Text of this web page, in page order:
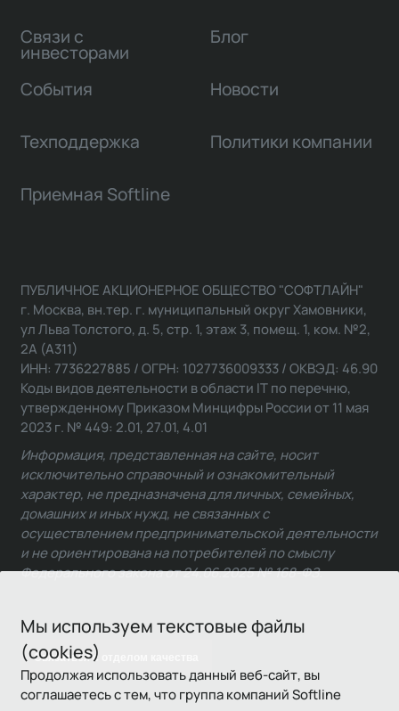
Мы используем текстовые файлы
(cookies)
Продолжая использовать данный веб-сайт, вы
соглашаетесь с тем, что группа компаний Softline
Связи с
инвесторами
Блог
События Новости
Техподдержка Политики компании
Приемная Softline
Связаться с отделом качества
ПУБЛИЧНОЕ АКЦИОНЕРНОЕ ОБЩЕСТВО "СОФТЛАЙН"
г. Москва, вн.тер. г. муниципальный округ Хамовники,
ул Льва Толстого, д. 5, стр. 1, этаж 3, помещ. 1, ком. №2,
2А (А311)
ИНН: 7736227885 / ОГРН: 1027736009333 / ОКВЭД: 46.90
Коды видов деятельности в области IT по перечню,
утвержденному Приказом Минцифры России от 11 мая
2023 г. № 449: 2.01, 27.01, 4.01
Информация, представленная на сайте, носит
исключительно справочный и ознакомительный
характер, не предназначена для личных, семейных,
домашних и иных нужд, не связанных с
осуществлением предпринимательской деятельности
и не ориентирована на потребителей по смыслу
Федерального закона от 24.06.2025 № 168-ФЗ.